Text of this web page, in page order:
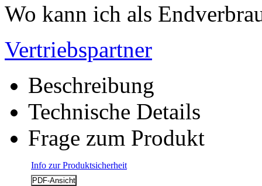
Wo kann ich als
Vertriebspartner
Beschreibung
Technische Details
Frage zum Produkt
Info zur Produktsicherheit